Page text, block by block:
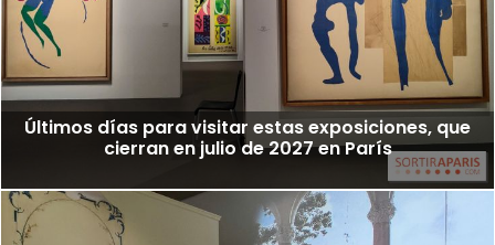
Últimos días para visitar estas exposiciones, que
cierran en julio de 2027 en París